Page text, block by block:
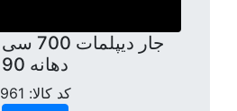
دهانه 90
کد کالا: 961